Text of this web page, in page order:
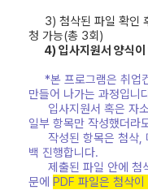
3) 첨삭된 파일 확인
청 가능(총 3회)
4) 입사지원서 양식
*본 프로그램은 취업
만들어 나가는 과정입니
입사지원서 혹은 자소
일부 항목만 작성했더라
작성된 항목은 첨삭,
백 진행합니다.
제출된 파일 안에 첨
문에 PDF 파일은 첨삭이